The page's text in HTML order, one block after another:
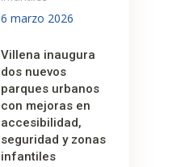
6 marzo 2026
Villena inaugura
dos nuevos
parques urbanos
con mejoras en
accesibilidad,
seguridad y zonas
infantiles